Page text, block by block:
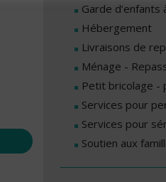
Garde d’enfants
Hébergement
Livraisons de
Ménage -
Petit bricolage -
Services pour
Services pour
Soutien aux